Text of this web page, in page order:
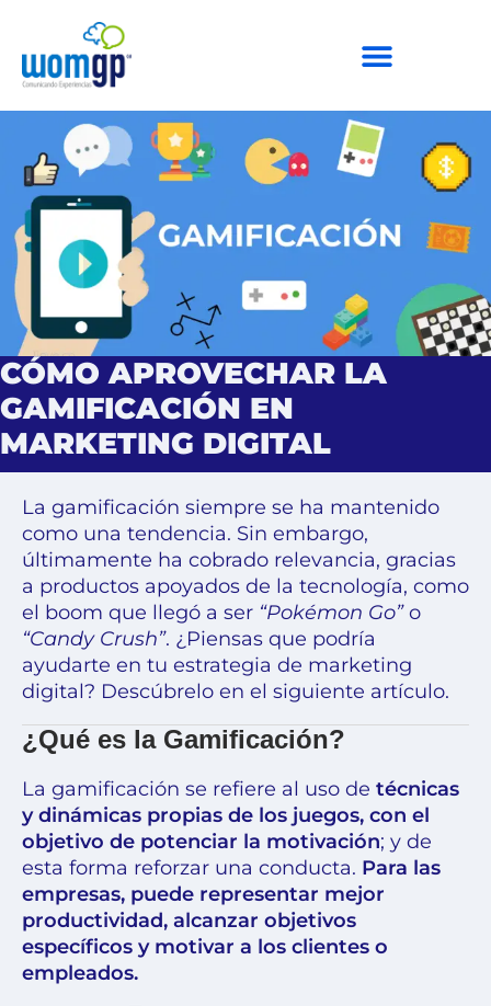
CÓMO APROVECHAR LA
GAMIFICACIÓN EN
MARKETING DIGITAL
La gamificación siempre se ha mantenido
como una tendencia. Sin embargo,
últimamente ha cobrado relevancia, gracias
a productos apoyados de la tecnología, como
el boom que llegó a ser “Pokémon Go”o
“Candy Crush”. ¿Piensas que podría
ayudarte en tu estrategia de marketing
digital? Descúbrelo en el siguiente artículo.
¿Qué es la Gamificación?
La gamificación se refiere al uso de técnicas
y dinámicas propias de los juegos, con el
objetivo de potenciar la motivación; y de
esta forma reforzar una conducta. Para las
empresas, puede representar mejor
productividad, alcanzar objetivos
específicos y motivar a los clientes o
empleados.